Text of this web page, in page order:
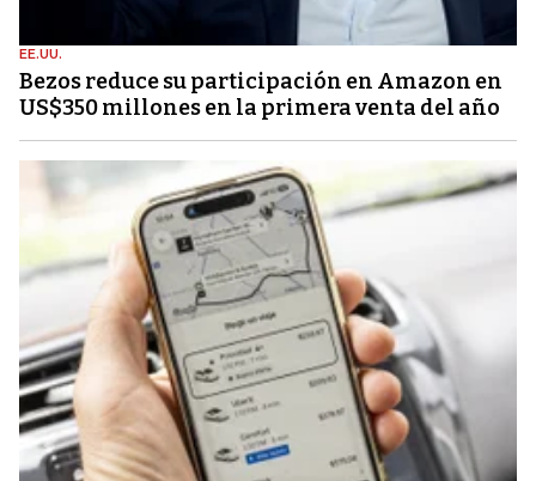
EE.UU.
Bezos reduce su participación en Amazon en
US$350 millones en la primera venta del año